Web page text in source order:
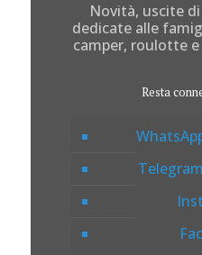
Novità, uscite
dedicate alle
camper, roulotte
Resta